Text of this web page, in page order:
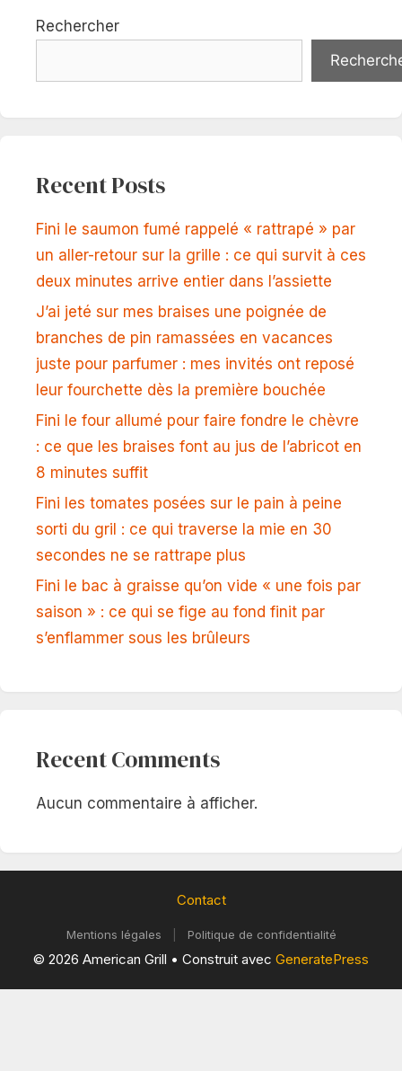
Rechercher
Recent Posts
Fini le saumon fumé rappelé « rattrapé » par
un aller-retour sur la grille : ce qui survit à ces
deux minutes arrive entier dans l’assiette
J’ai jeté sur mes braises une poignée de
branches de pin ramassées en vacances
juste pour parfumer : mes invités ont reposé
leur fourchette dès la première bouchée
Fini le four allumé pour faire fondre le chèvre
: ce que les braises font au jus de l’abricot en
8 minutes suffit
Fini les tomates posées sur le pain à peine
sorti du gril : ce qui traverse la mie en 30
secondes ne se rattrape plus
Fini le bac à graisse qu’on vide « une fois par
saison » : ce qui se fige au fond finit par
s’enflammer sous les brûleurs
Recent Comments
Aucun commentaire à afficher.
Contact
Mentions légales Politique de confidentialité
© 2026 American Grill • Construit avec GeneratePress